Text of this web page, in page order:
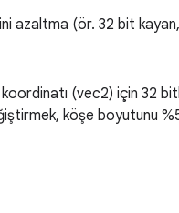
azaltma (ör. 32 bit
(vec2) için 32
köşe boyutunu